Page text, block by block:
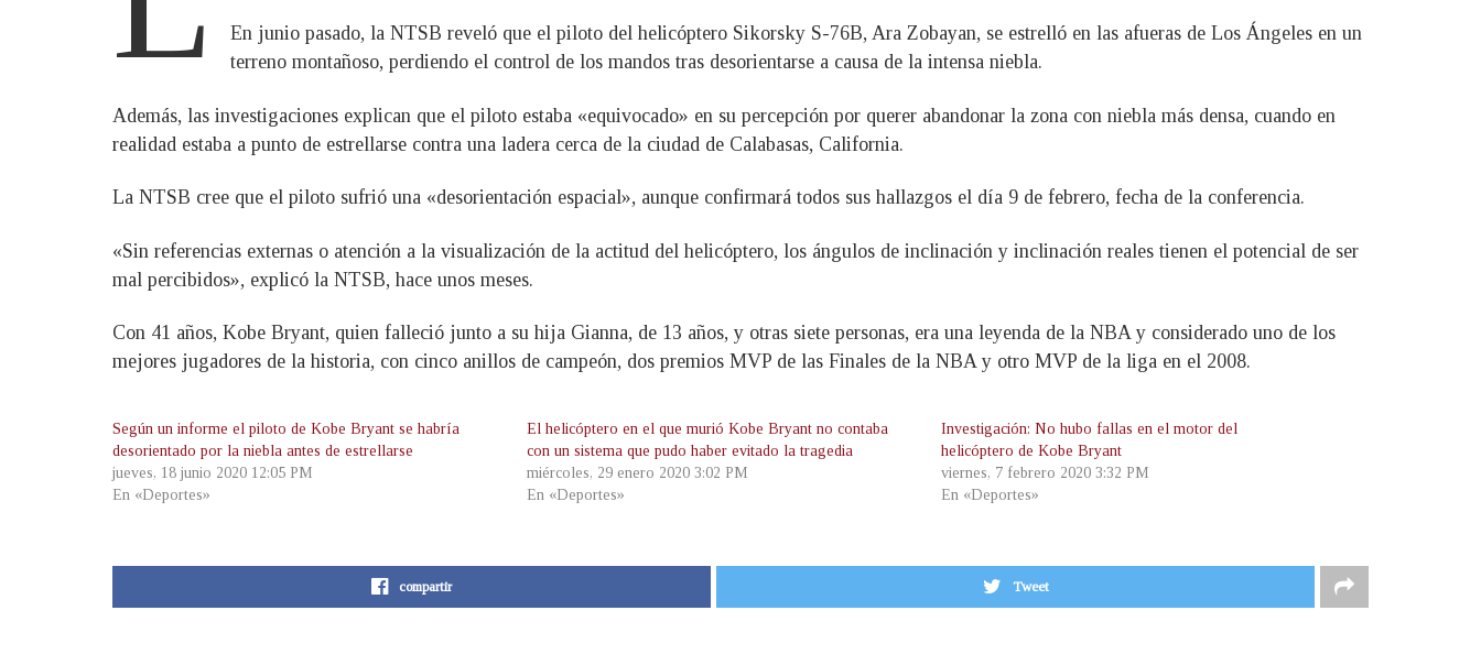
En junio pasado, la NTSB reveló que el piloto del helicóptero Sikorsky S-76B, Ara Zobayan, se estrelló en las afueras de Los Ángeles en un
terreno montañoso, perdiendo el control de los mandos tras desorientarse a causa de la intensa niebla.
Además, las investigaciones explican que el piloto estaba «equivocado» en su percepción por querer abandonar la zona con niebla más densa, cuando en
realidad estaba a punto de estrellarse contra una ladera cerca de la ciudad de Calabasas, California.
La NTSB cree que el piloto sufrió una «desorientación espacial», aunque confirmará todos sus hallazgos el día 9 de febrero, fecha de la conferencia.
«Sin referencias externas o atención a la visualización de la actitud del helicóptero, los ángulos de inclinación y inclinación reales tienen el potencial de ser
mal percibidos», explicó la NTSB, hace unos meses.
Con 41 años, Kobe Bryant, quien falleció junto a su hija Gianna, de 13 años, y otras siete personas, era una leyenda de la NBA y considerado uno de los
mejores jugadores de la historia, con cinco anillos de campeón, dos premios MVP de las Finales de la NBA y otro MVP de la liga en el 2008.
Según un informe el piloto de Kobe Bryant se habría
desorientado por la niebla antes de estrellarse
jueves, 18 junio 2020 12:05 PM
En «Deportes»
El helicóptero en el que murió Kobe Bryant no contaba
con un sistema que pudo haber evitado la tragedia
miércoles, 29 enero 2020 3:02 PM
En «Deportes»
Investigación: No hubo fallas en el motor del
helicóptero de Kobe Bryant
viernes, 7 febrero 2020 3:32 PM
En «Deportes»
compartir Tweet